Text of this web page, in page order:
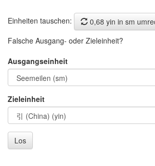
Einheiten tauschen:
0,68 yin in sm
Falsche Ausgang- oder Zieleinheit?
Ausgangseinheit
Zieleinheit
Los